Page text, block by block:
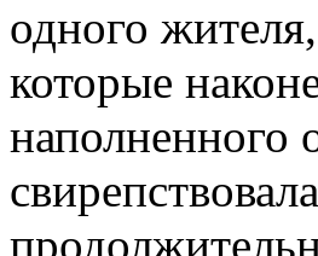
одного
которые
наполненного